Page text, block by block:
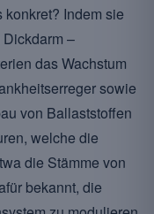
Indem sie
–
das Wachstum
sowie
von Ballaststoffen
welche die
die Stämme von
bekannt, die